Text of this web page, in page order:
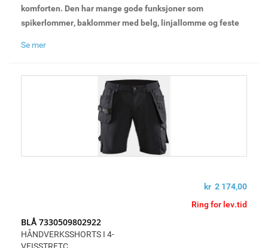
komforten. Den har mange gode funksjoner som
spikerlommer, baklommer med belg, linjallomme og feste
håndverkere på varme dager.
Se mer
kr 2 174,00
Ring for lev.tid
BLÅ 7330509802922
HÅNDVERKSSHORTS I 4-